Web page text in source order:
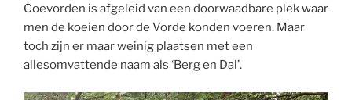
Coevorden is afgeleid van een doorwaadbare plek waar
men de koeien door de Vorde konden voeren. Maar
toch zijn er maar weinig plaatsen met een
allesomvattende naam als ‘Berg en Dal’.